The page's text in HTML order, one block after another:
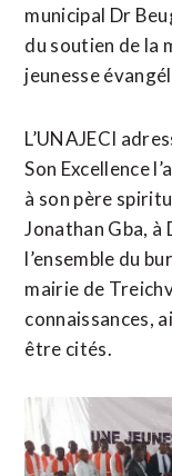
municipal Dr
du soutien de la
jeunesse
L’UNAJECI
Son Excellence
à son père
Jonathan Gba, à
l’ensemble du
mairie de
connaissances,
être cités.